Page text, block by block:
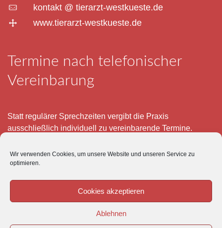
Wir verwenden Cookies, um unsere Website und unseren Service zu
optimieren.
Cookies akzeptieren
Ablehnen
kontakt @ tierarzt-westkueste.de
www.tierarzt-westkueste.de
Termine nach telefonischer
Vereinbarung
Statt regulärer Sprechzeiten vergibt die Praxis
ausschließlich individuell zu vereinbarende Termine.
– 12 und 15 – 18 Uhr.
Im Übrigen ist der Tierärztliche Notdienst unter Tel: 0180-